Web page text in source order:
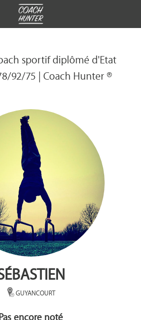
sportif diplômé d'Etat
92/75 | Coach Hunter ®
GUYANCOURT
encore noté